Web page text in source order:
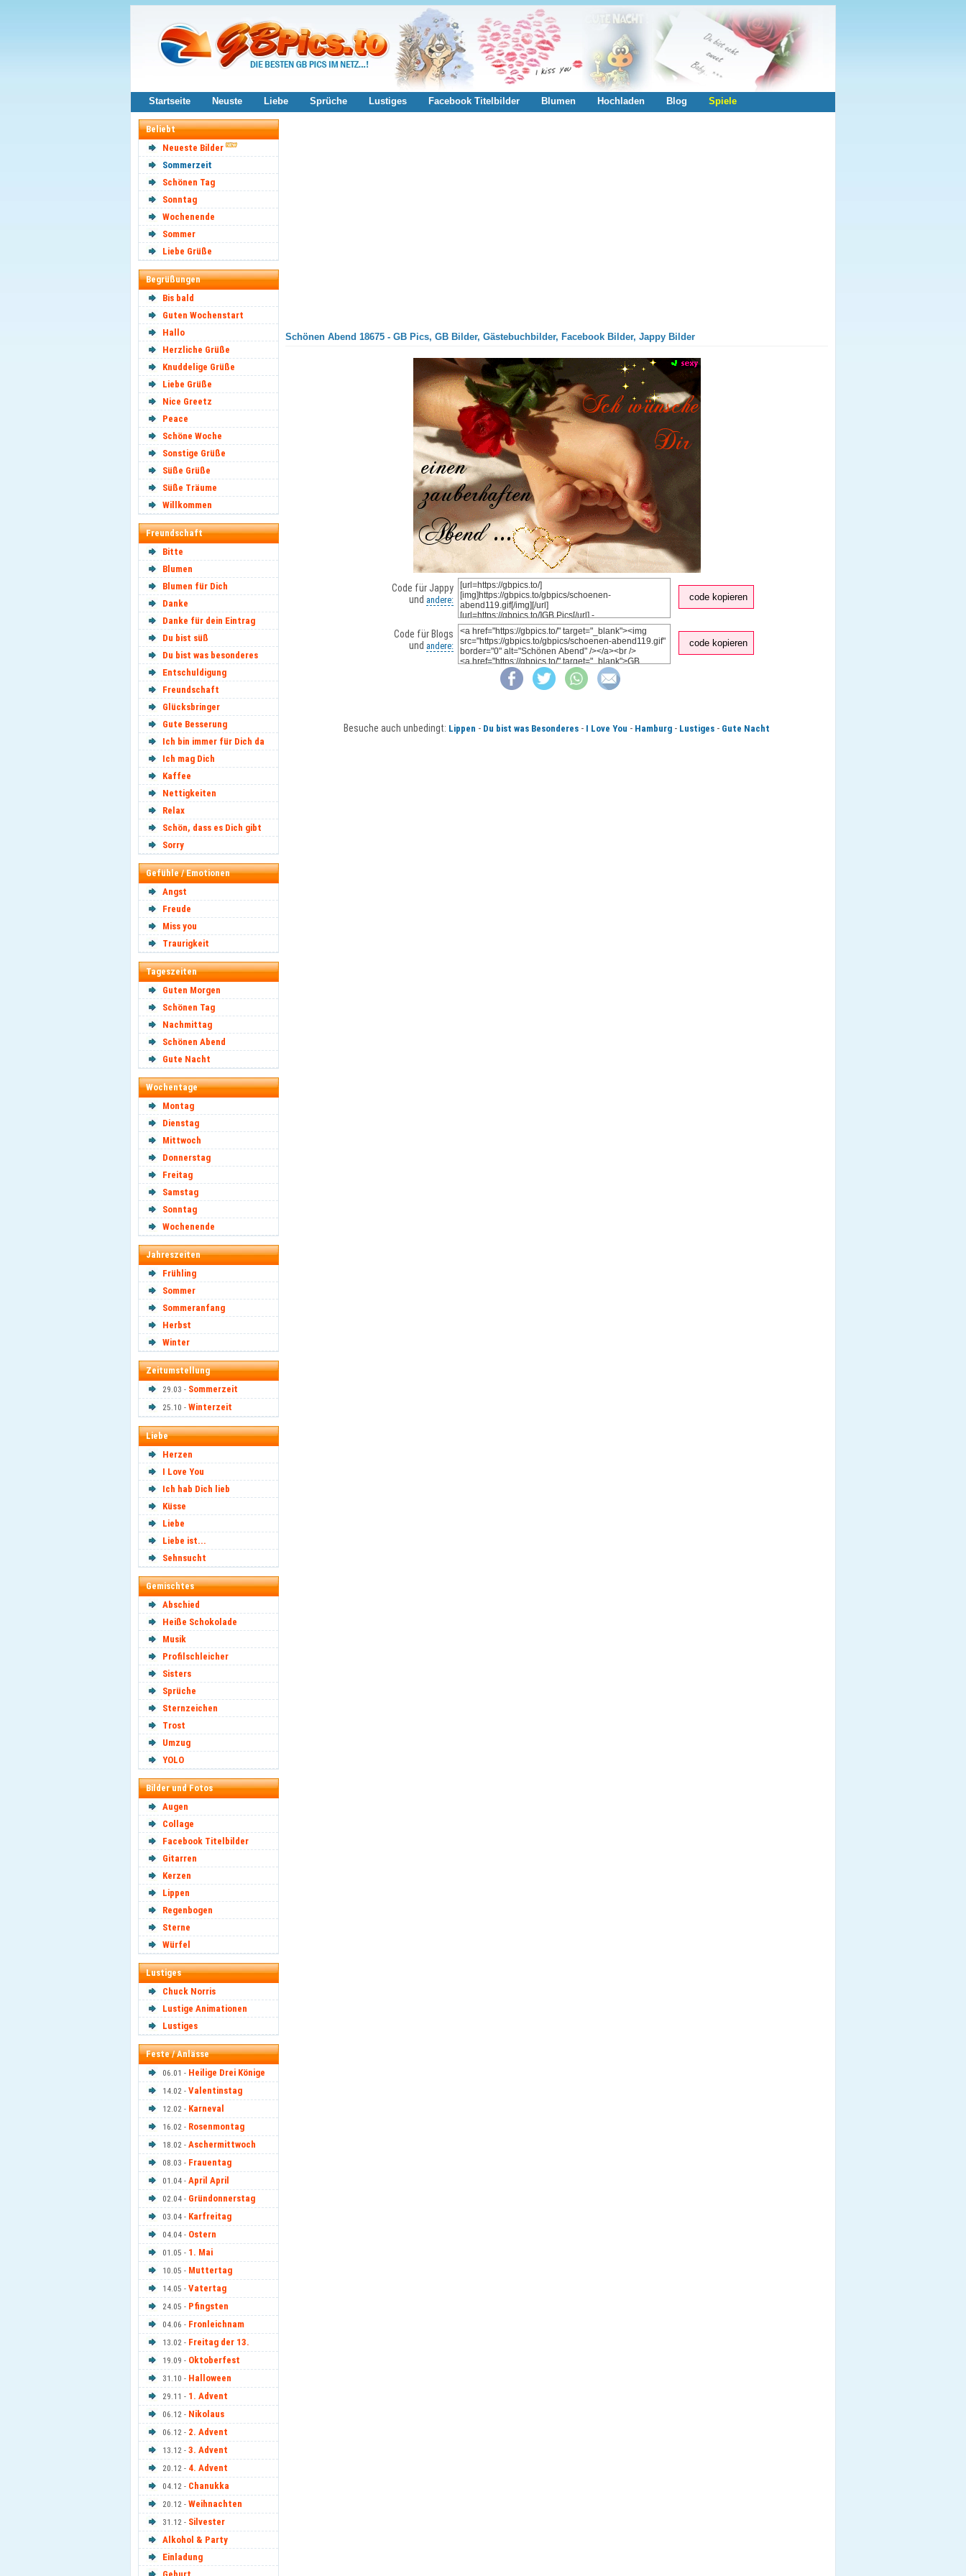
Startseite Neuste Liebe Sprüche Lustiges Facebook Titelbilder Blumen Hochladen Blog Spiele
Beliebt
Neueste Bilder
Sommerzeit
Schönen Tag
Sonntag
Wochenende
Sommer
Liebe Grüße
Begrüßungen
Bis bald
Guten Wochenstart
Hallo
Herzliche Grüße
Knuddelige Grüße
Liebe Grüße
Nice Greetz
Peace
Schöne Woche
Sonstige Grüße
Süße Grüße
Süße Träume
Willkommen
Freundschaft
Bitte
Blumen
Blumen für Dich
Danke
Danke für dein Eintrag
Du bist süß
Du bist was besonderes
Entschuldigung
Freundschaft
Glücksbringer
Gute Besserung
Ich bin immer für Dich da
Ich mag Dich
Kaffee
Nettigkeiten
Relax
Schön, dass es Dich gibt
Sorry
Gefühle / Emotionen
Angst
Freude
Miss you
Traurigkeit
Tageszeiten
Guten Morgen
Schönen Tag
Nachmittag
Schönen Abend
Gute Nacht
Wochentage
Montag
Dienstag
Mittwoch
Donnerstag
Freitag
Samstag
Sonntag
Wochenende
Jahreszeiten
Frühling
Sommer
Sommeranfang
Herbst
Winter
Zeitumstellung
29.03 - Sommerzeit
25.10 - Winterzeit
Liebe
Herzen
I Love You
Ich hab Dich lieb
Küsse
Liebe
Liebe ist...
Sehnsucht
Gemischtes
Abschied
Heiße Schokolade
Musik
Profilschleicher
Sisters
Sprüche
Sternzeichen
Trost
Umzug
YOLO
Bilder und Fotos
Augen
Collage
Facebook Titelbilder
Gitarren
Kerzen
Lippen
Regenbogen
Sterne
Würfel
Lustiges
Chuck Norris
Lustige Animationen
Lustiges
Feste / Anlässe
06.01 - Heilige Drei Könige
14.02 - Valentinstag
12.02 - Karneval
16.02 - Rosenmontag
18.02 - Aschermittwoch
08.03 - Frauentag
01.04 - April April
02.04 - Gründonnerstag
03.04 - Karfreitag
04.04 - Ostern
01.05 - 1. Mai
10.05 - Muttertag
14.05 - Vatertag
24.05 - Pfingsten
04.06 - Fronleichnam
13.02 - Freitag der 13.
19.09 - Oktoberfest
31.10 - Halloween
29.11 - 1. Advent
06.12 - Nikolaus
06.12 - 2. Advent
13.12 - 3. Advent
20.12 - 4. Advent
04.12 - Chanukka
20.12 - Weihnachten
31.12 - Silvester
Alkohol & Party
Einladung
Schönen Abend 18675 - GB Pics, GB Bilder, Gästebuchbilder, Facebook Bilder, Jappy Bilder
Code für Jappy
und andere: code kopieren
Code für Blogs
und andere: code kopieren
Besuche auch unbedingt: Lippen - Du bist was Besonderes - I Love You - Hamburg - Lustiges - Gute Nacht